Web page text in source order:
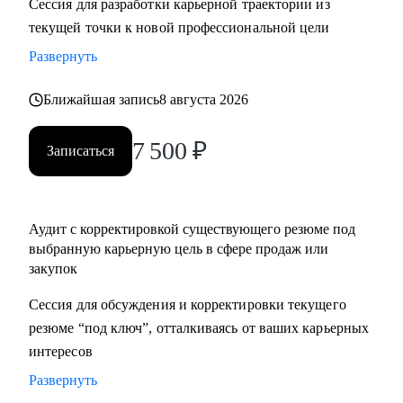
нетворкинг для построения карьеры на текущей позиции и
• Успешные смены работы моих менти: Авито, Mars,
Henkel, BIC, Royal Canin, Яндекс, Beiersdorf, Danone.
С чем помогу:
• Оценка текущего положения и совместный поиск разных
закупках, в том числе для перехода в другие сегменты
• Составление резюме или корректировка существующего
(это ваша история, поэтому лучше, если автор вы)
• Подготовка к собеседованию на разных этапах (рекрутер,
внутренний HR, нанимающий менеджер, руководитель
компании - разные подходы)
Сессия для разработки карьерной траектории из
текущей точки к новой профессиональной цели
Развернуть
Ближайшая запись8 августа 2026
Записаться 7 500 ₽
Аудит с корректировкой существующего резюме под
выбранную карьерную цель в сфере продаж или
закупок
Сессия для обсуждения и корректировки текущего
резюме “под ключ”, отталкиваясь от ваших карьерных
интересов
Развернуть